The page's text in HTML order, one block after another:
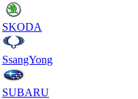
SKODA
SsangYong
SUBARU